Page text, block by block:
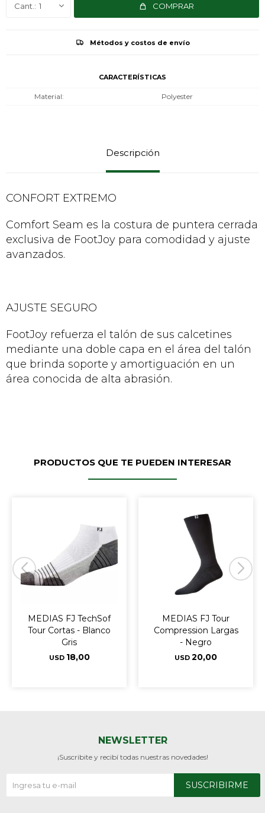
1 COMPRAR
Métodos y costos de envío
CARACTERÍSTICAS
Material Polyester
Descripción
CONFORT EXTREMO
Comfort Seam es la costura de puntera cerrada
exclusiva de FootJoy para comodidad y ajuste
avanzados.
AJUSTE SEGURO
FootJoy refuerza el talón de sus calcetines
mediante una doble capa en el área del talón
que brinda soporte y amortiguación en un
área conocida de alta abrasión.
PRODUCTOS QUE TE PUEDEN INTERESAR
MEDIAS FJ TechSof
Tour Cortas - Blanco
Gris
USD 18,00
MEDIAS FJ Tour
Compression Largas
- Negro
USD 20,00
NEWSLETTER
¡Suscribite y recibí todas nuestras novedades!
SUSCRIBIRME